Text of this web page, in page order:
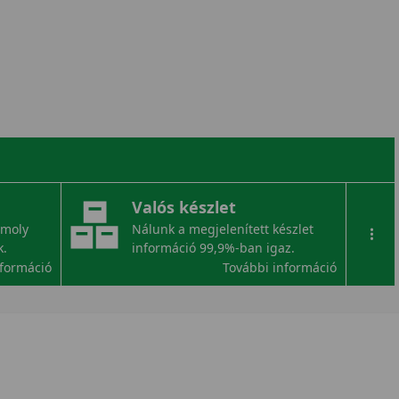
Valós készlet
Nálunk a megjelenített készlet
információ 99,9%-ban igaz.
További információ
...